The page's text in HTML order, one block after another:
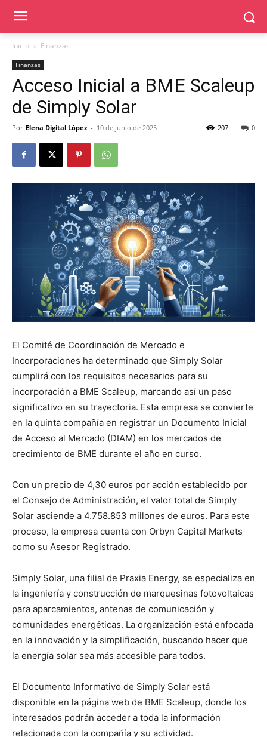
Inicio Finanzas
Finanzas
Acceso Inicial a BME Scaleup
de Simply Solar
Por Elena Digital López - 10 de junio de 2025 0
207
El Comité de Coordinación de Mercado e
Incorporaciones ha determinado que Simply Solar
cumplirá con los requisitos necesarios para su
incorporación a BME Scaleup, marcando así un paso
significativo en su trayectoria. Esta empresa se convierte
en la quinta compañía en registrar un Documento Inicial
de Acceso al Mercado (DIAM) en los mercados de
crecimiento de BME durante el año en curso.
Con un precio de 4,30 euros por acción establecido por
el Consejo de Administración, el valor total de Simply
Solar asciende a 4.758.853 millones de euros. Para este
proceso, la empresa cuenta con Orbyn Capital Markets
como su Asesor Registrado.
Simply Solar, una filial de Praxia Energy, se especializa en
la ingeniería y construcción de marquesinas fotovoltaicas
para aparcamientos, antenas de comunicación y
comunidades energéticas. La organización está enfocada
en la innovación y la simplificación, buscando hacer que
la energía solar sea más accesible para todos.
El Documento Informativo de Simply Solar está
disponible en la página web de BME Scaleup, donde los
interesados podrán acceder a toda la información
relacionada con la compañía y su actividad.